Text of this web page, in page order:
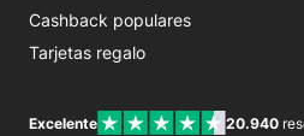
Cashback populares
Tarjetas regalo
Excelente 20.940